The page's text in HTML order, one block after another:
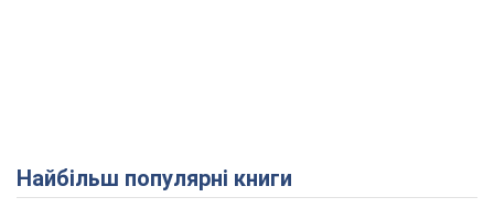
Найбільш популярні книги